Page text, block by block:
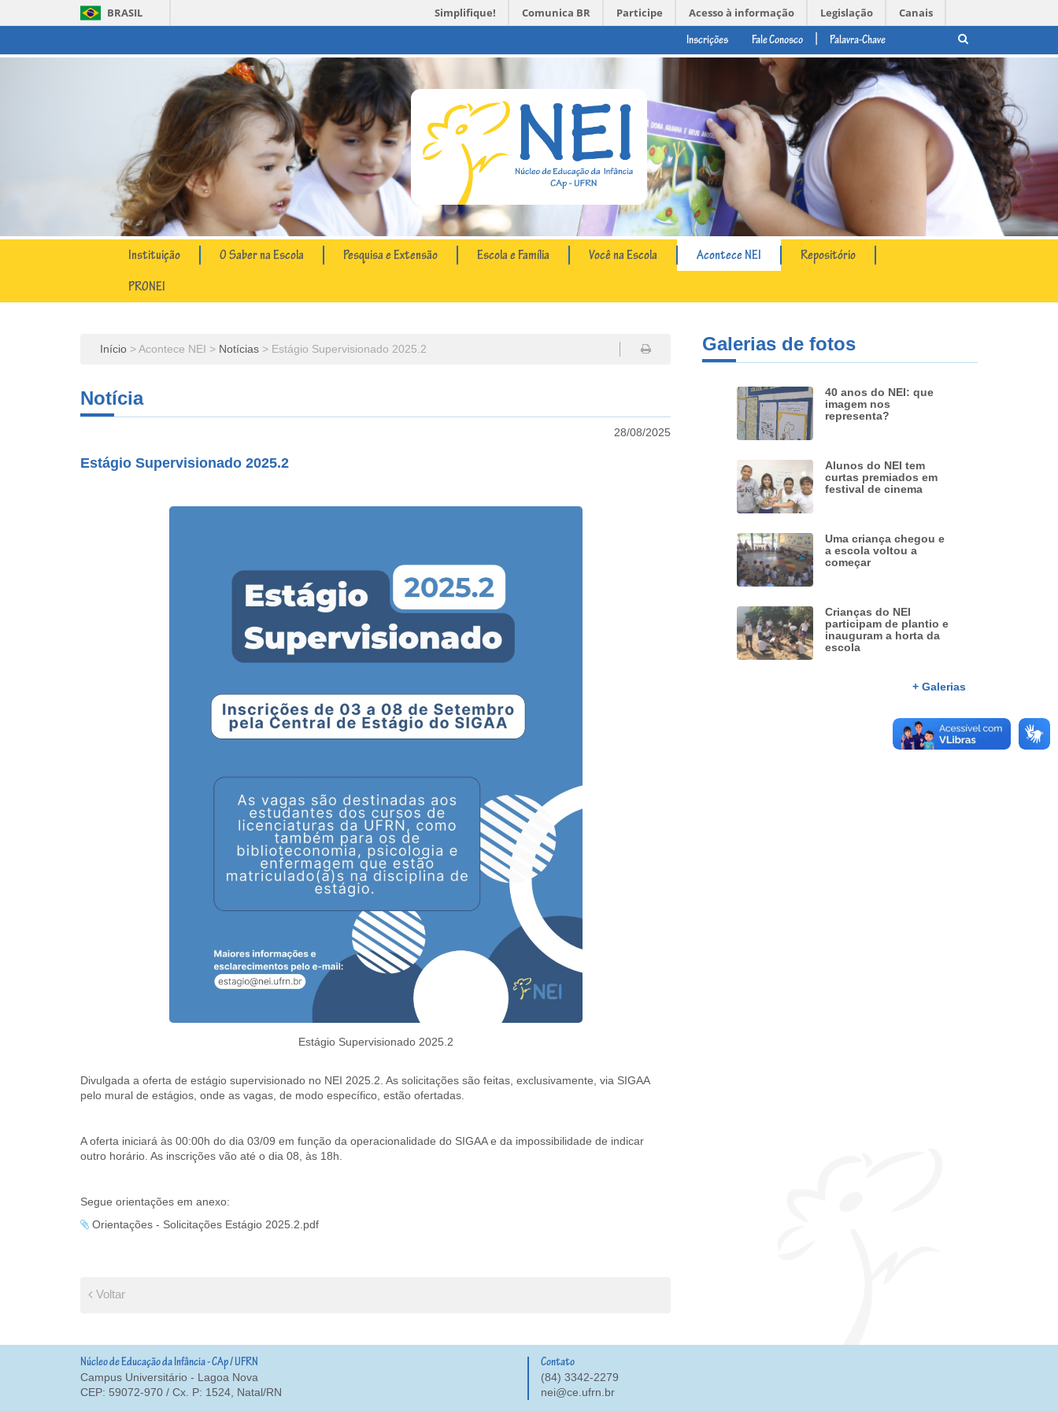
BRASIL Simplifique! Comunica BR Participe Acesso à informação Legislação Canais
Inscrições Fale Conosco
Instituição O Saber na Escola Pesquisa e Extensão Escola e Família Você na Escola Acontece NEI Repositório
PRONEI
Início Acontece NEI Notícias Estágio Supervisionado 2025.2
Notícia
28/08/2025
Estágio Supervisionado 2025.2
Estágio Supervisionado 2025.2
Divulgada a oferta de estágio supervisionado no NEI 2025.2. As solicitações são feitas, exclusivamente, via SIGAA
pelo mural de estágios, onde as vagas, de modo específico, estão ofertadas.
A oferta iniciará às 00:00h do dia 03/09 em função da operacionalidade do SIGAA e da impossibilidade de indicar
outro horário. As inscrições vão até o dia 08, às 18h.
Segue orientações em anexo:
Orientações - Solicitações Estágio 2025.2.pdf
Galerias de fotos
40 anos do NEI: que
imagem nos
representa?
Alunos do NEI tem
curtas premiados em
festival de cinema
Uma criança chegou e
a escola voltou a
começar
Crianças do NEI
participam de plantio e
inauguram a horta da
escola
+ Galerias
Voltar
Núcleo de Educação da Infância - CAp / UFRN
Campus Universitário - Lagoa Nova
CEP: 59072-970 / Cx. P: 1524, Natal/RN
Contato
(84) 3342-2279
nei@ce.ufrn.br